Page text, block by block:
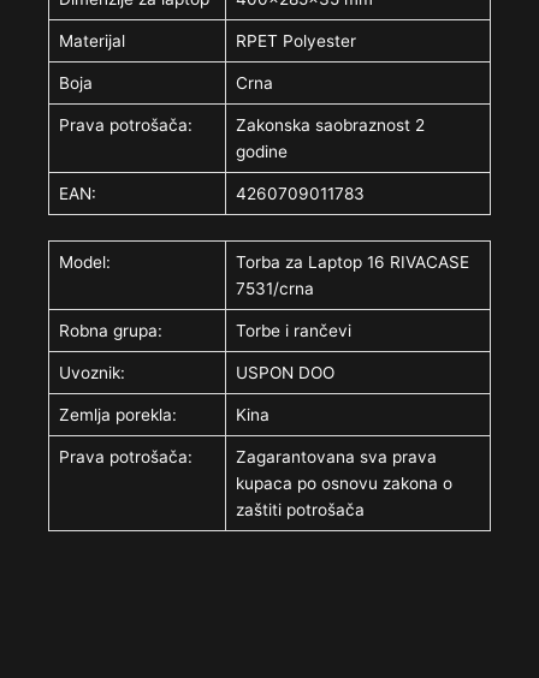
Materijal RPET Polyester
Boja Crna
Prava potrošača:
Zakonska saobraznost 2
godine
EAN: 4260709011783
Model:
Torba za Laptop 16 RIVACASE
7531/crna
Robna grupa: Torbe i rančevi
Uvoznik: USPON DOO
Zemlja porekla: Kina
Prava potrošača:
Zagarantovana sva prava
kupaca po osnovu zakona o
zaštiti potrošača